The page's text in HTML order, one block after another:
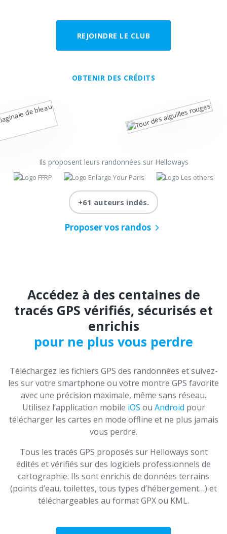
REJOINDRE LE CLUB
OBTENIR DES CRÉDITS
Ils proposent leurs randonnées sur Helloways
+61 auteurs indés.
Proposer vos randos
Accédez à des centaines de
tracés GPS vérifiés, sécurisés et
enrichis
pour ne plus vous perdre
Téléchargez les fichiers GPS des randonnées et suivez-
les sur votre smartphone ou votre montre GPS favorite
avec une précision maximale, même sans réseau.
Utilisez l’application mobile iOS ou Android pour
télécharger les cartes en mode offline et ne plus jamais
vous perdre.
Tous les tracés GPS proposés sur Helloways sont
édités et vérifiés sur des logiciels professionnels de
cartographie. Ils sont enrichis de données terrains
(points d’eau, toilettes, tous types d’hébergement…) et
téléchargeables au format GPX ou KML.